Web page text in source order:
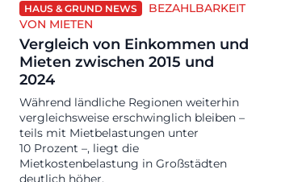
HAUS & GRUND NEWS
BEZAHLBARKEIT
VON MIETEN
Vergleich von Einkommen und
Mieten zwischen 2015 und
2024
Während ländliche Regionen weiterhin
vergleichsweise erschwinglich bleiben –
teils mit Mietbelastungen unter
10 Prozent –, liegt die
Mietkostenbelastung in Großstädten
deutlich höher.